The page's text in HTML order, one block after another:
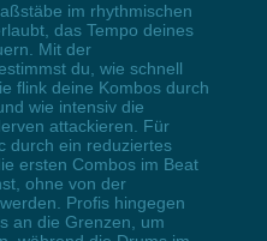
im rhythmischen
das Tempo deines
Mit der
du, wie schnell
flink deine Kombos durch
wie intensiv die
attackieren. Für
durch ein reduziertes
ersten Combos im Beat
ohne von der
Profis hingegen
an die Grenzen, um